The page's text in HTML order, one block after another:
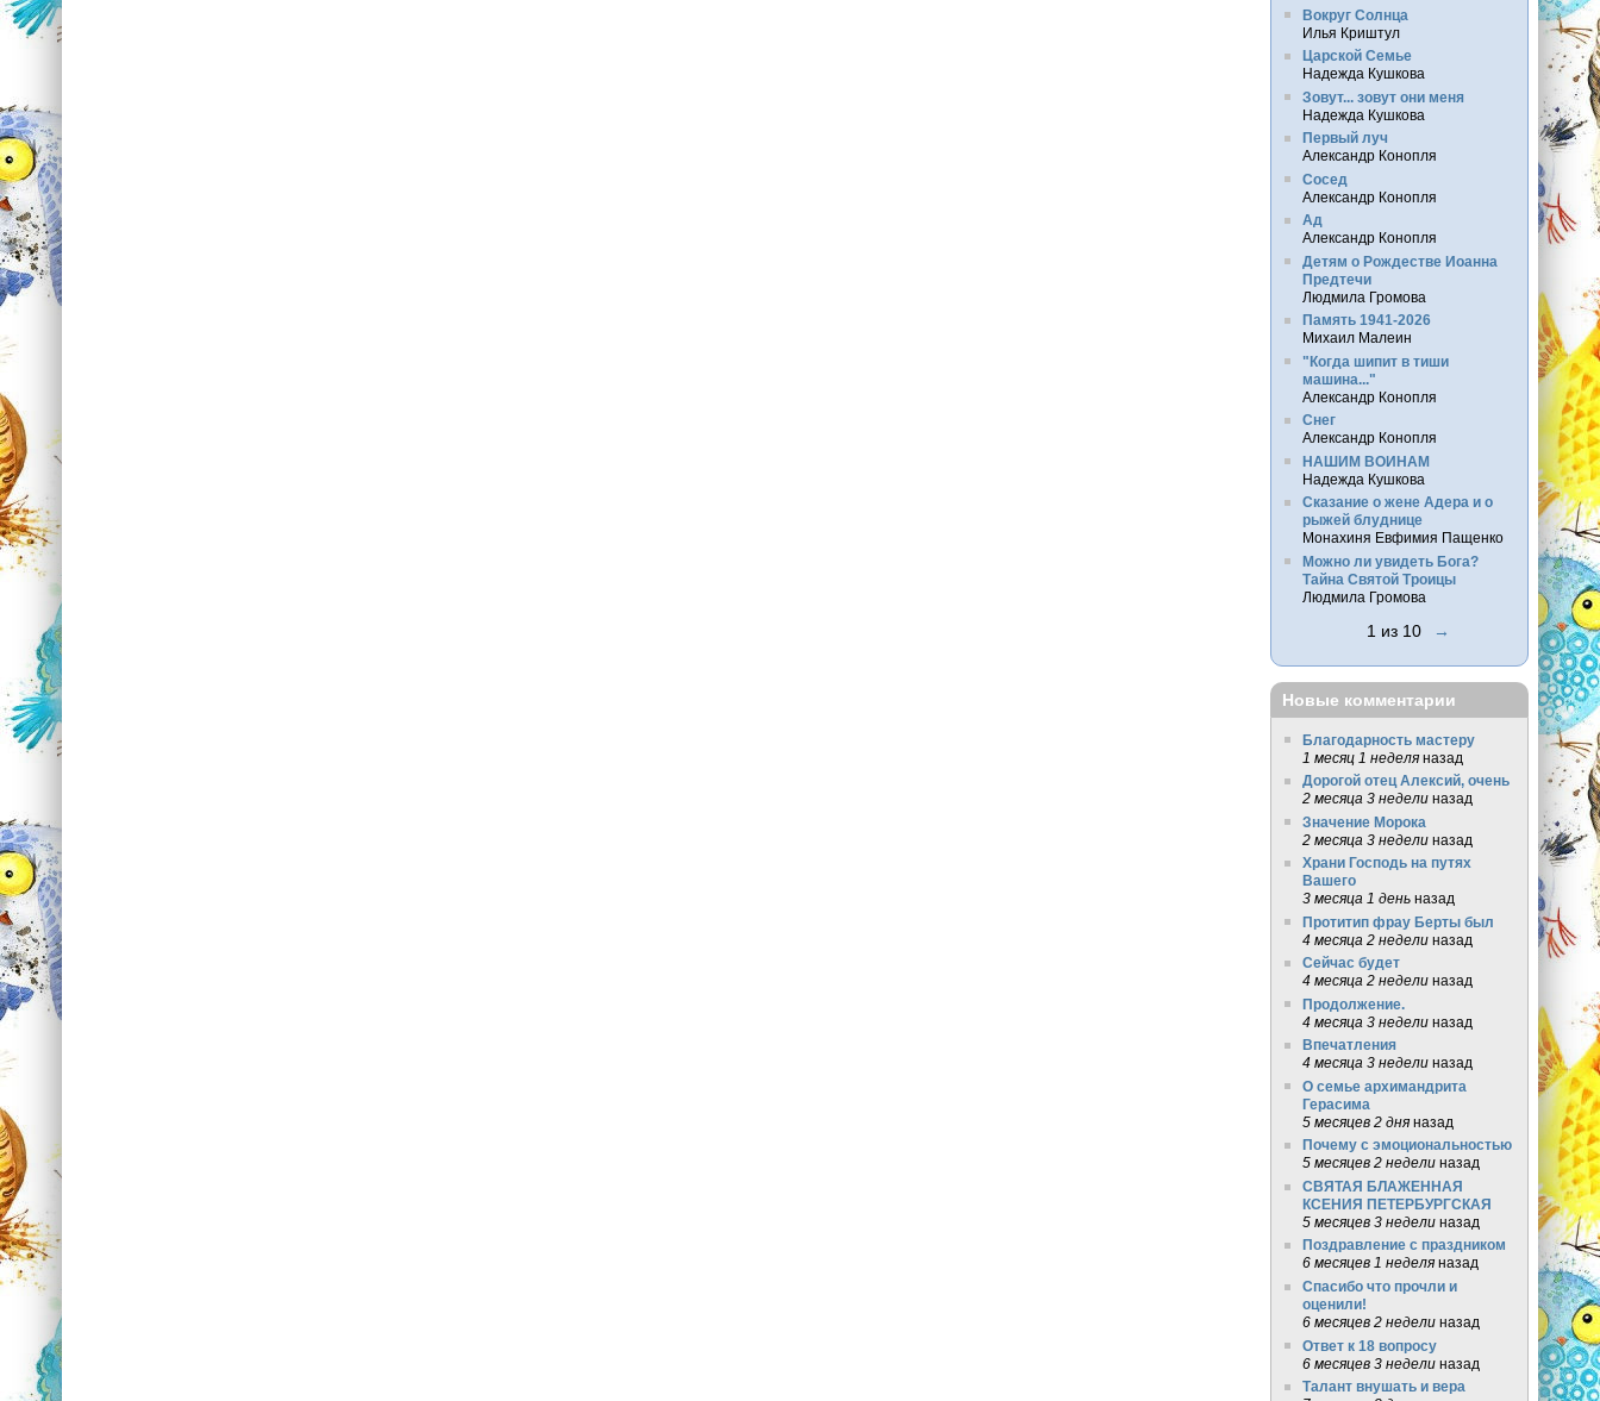
Вокруг Солнца
Илья Криштул
Царской Семье
Надежда Кушкова
Зовут... зовут они меня
Надежда Кушкова
Первый луч
Александр Конопля
Сосед
Александр Конопля
Ад
Александр Конопля
Детям о Рождестве Иоанна
Предтечи
Людмила Громова
Память 1941-2026
Михаил Малеин
"Когда шипит в тиши
машина..."
Александр Конопля
Снег
Александр Конопля
НАШИМ ВОИНАМ
Надежда Кушкова
Сказание о жене Адера и о
рыжей блуднице
Монахиня Евфимия Пащенко
Можно ли увидеть Бога?
Тайна Святой Троицы
Людмила Громова
1 из 10 →
Новые комментарии
Благодарность мастеру
1 месяц 1 неделяназад
Дорогой отец Алексий, очень
2 месяца 3 неделиназад
Значение Морока
2 месяца 3 неделиназад
Храни Господь на путях
Вашего
3 месяца 1 деньназад
Протитип фрау Берты был
4 месяца 2 неделиназад
Сейчас будет
4 месяца 2 неделиназад
Продолжение.
4 месяца 3 неделиназад
Впечатления
4 месяца 3 неделиназад
О семье архимандрита
Герасима
5 месяцев 2 дняназад
Почему с эмоциональностью
5 месяцев 2 неделиназад
СВЯТАЯ БЛАЖЕННАЯ
КСЕНИЯ ПЕТЕРБУРГСКАЯ
5 месяцев 3 неделиназад
Поздравление с праздником
6 месяцев 1 неделяназад
Спасибо что прочли и
оценили!
6 месяцев 2 неделиназад
Ответ к 18 вопросу
6 месяцев 3 неделиназад
Талант внушать и вера